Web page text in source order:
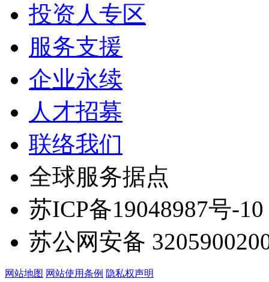
投资人专区
服务支援
企业永续
人才招募
联络我们
全球服务据点
苏ICP备19048987号-10
苏公网安备
网站地图 网站使用条例 隐私权声明